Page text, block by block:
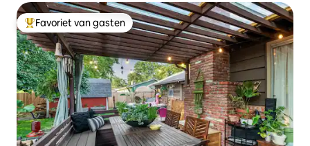
Topfavoriet van gasten
Favoriet van gasten